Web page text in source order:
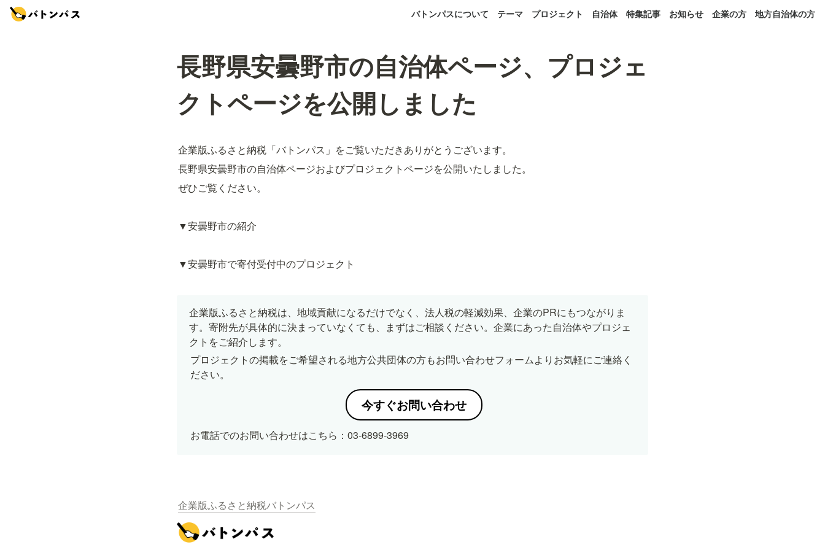
バトンパスについて テーマ プロジェクト 自治体 特集記事 お知らせ 企業の方 地方自治体の方
長野県安曇野市の自治体ページ、プロジェ
クトページを公開しました
企業版ふるさと納税「バトンパス」をご覧いただきありがとうございます。
長野県安曇野市の自治体ページおよびプロジェクトページを公開いたしました。
ぜひご覧ください。
▼安曇野市の紹介
▼安曇野市で寄付受付中のプロジェクト
企業版ふるさと納税は、地域貢献になるだけでなく、法人税の軽減効果、企業のPRにもつながりま
す。寄附先が具体的に決まっていなくても、まずはご相談ください。企業にあった自治体やプロジェ
クトをご紹介します。
プロジェクトの掲載をご希望される地方公共団体の方もお問い合わせフォームよりお気軽にご連絡く
ださい。
今すぐお問い合わせ
お電話でのお問い合わせはこちら：03-6899-3969
企業版ふるさと納税バトンパス